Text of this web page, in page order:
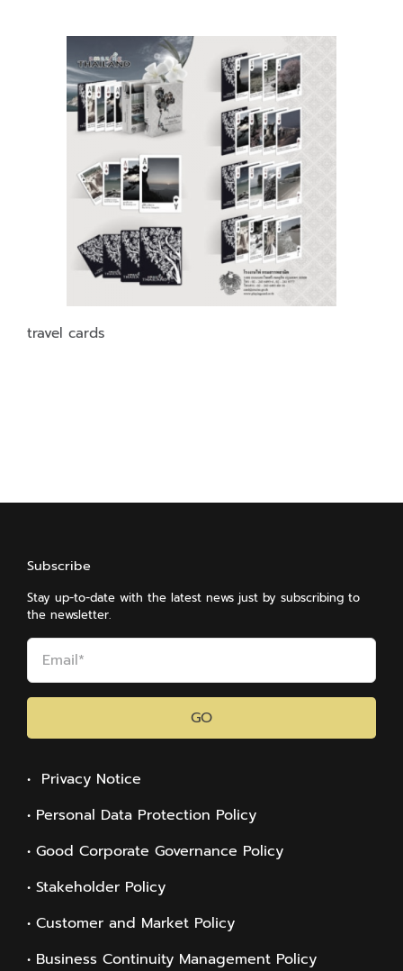
travel cards
Subscribe
Stay up-to-date with the latest news just by subscribing to
the newsletter.
GO
• Privacy Notice
• Personal Data Protection Policy
• Good Corporate Governance Policy
• Stakeholder Policy
• Customer and Market Policy
• Business Continuity Management Policy